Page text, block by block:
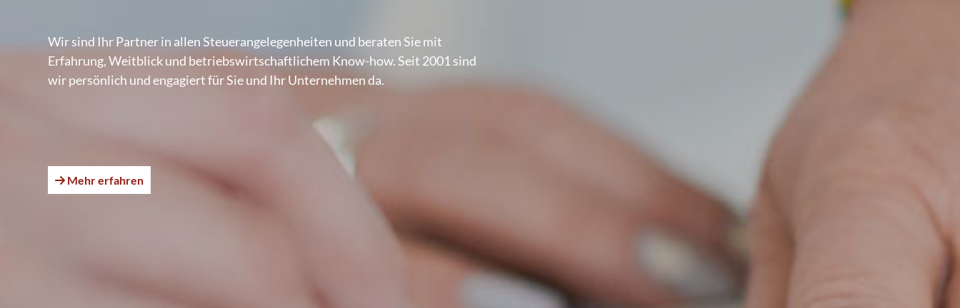
Wir sind Ihr Partner in allen Steuerangelegenheiten und beraten Sie mit
Erfahrung, Weitblick und betriebswirtschaftlichem Know-how. Seit 2001 sind
wir persönlich und engagiert für Sie und Ihr Unternehmen da.
Mehr erfahren